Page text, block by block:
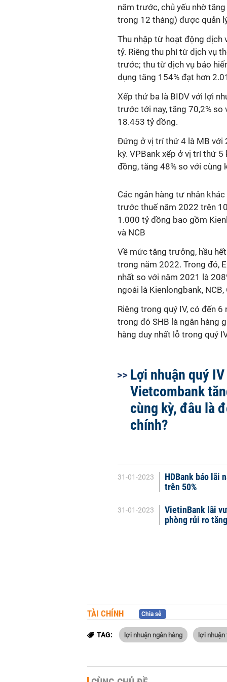
năm trước, chủ yếu nhờ
trong 12 tháng) được quản
Thu nhập từ hoạt động dịch
tỷ. Riêng thu phí từ dịch vụ
trước; thu từ dịch vụ bảo
dụng tăng 154% đạt hơn
Xếp thứ ba là BIDV với lợi
trước tới nay, tăng 70,2% so
18.453 tỷ đồng.
Đứng ở vị trí thứ 4 là MB với
kỳ. VPBank xếp ở vị trí thứ
đồng, tăng 48% so với cùng
Các ngân hàng tư nhân
trước thuế năm 2022 trên
1.000 tỷ đồng bao gồm
và NCB
Về mức tăng trưởng, hầu
trong năm 2022. Trong đó,
nhất so với năm 2021 là
ngoái là Kienlongbank, NCB,
Riêng trong quý IV, có đến
trong đó SHB là ngân hàng
hàng duy nhất lỗ trong quý
Lợi nhuận quý IV
Vietcombank
cùng kỳ, đâu là
chính?
31-01-2023
HDBank báo lãi
trên 50%
31-01-2023
VietinBank lãi
phòng rủi ro
TÀI CHÍNH Chia sẻ
TAG: lợi nhuận ngân hàng lợi